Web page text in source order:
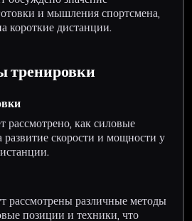
и мышления спортсмена,
короткие дистанции.
тренировки
рассмотрено, как силовые
скорости и мощности у
рассмотрены различные методы
позиции и техники, что